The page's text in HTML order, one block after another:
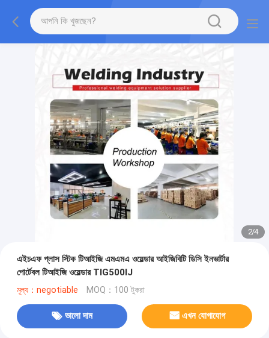
2/4
এইচএফ প্লাস স্টিক টিআইজি এমএমএ ওয়েল্ডার আইজিবিটি ডিসি ইনভার্টার
পোর্টেবল টিআইজি ওয়েল্ডার TIG500IJ
মূল্য：negotiable MOQ：100 টুকরা
ভালো দাম এখন যোগাযোগ